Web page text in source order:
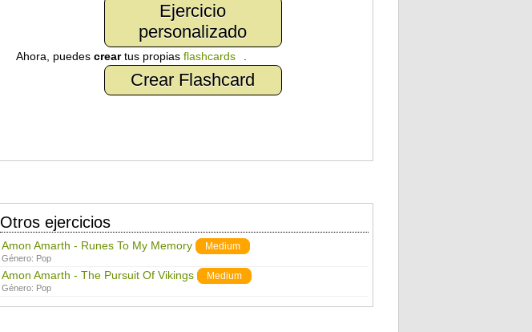
Ejercicio
personalizado
Ahora, puedes creartus propias flashcards
Crear Flashcard
Otros ejercicios
Amon Amarth - Runes To My Memory Medium
Género: Pop
Amon Amarth - The Pursuit Of Vikings Medium
Género: Pop